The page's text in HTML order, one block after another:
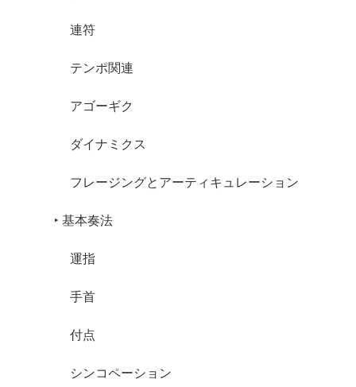
連符
テンポ関連
アゴーギク
ダイナミクス
フレージングとアーティキュレーション
‣ 基本奏法
運指
手首
付点
シンコペーション